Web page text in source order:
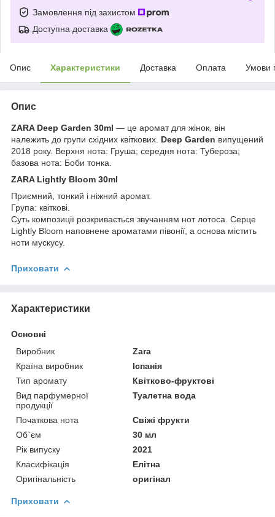
Замовлення під захистом
Доступна доставка
Опис Характеристики Доставка Оплата Умови
Опис
ZARA Deep Garden 30ml — це аромат для жінок, він
належить до групи східних квіткових. Deep Garden випущений
2018 року. Верхня нота: Груша; середня нота: Тубероза;
базова нота: Боби тонка.
ZARA Lightly Bloom 30ml
Приємний, тонкий і ніжний аромат.
Група: квіткові.
Суть композиції розкривається звучанням нот лотоса. Серце
Lightly Bloom наповнене ароматами півонії, а основа містить
ноти мускусу.
Приховати
Характеристики
Основні
Виробник
Zara
Країна виробник
Іспанія
Тип аромату
Квітково-фруктові
Вид парфумерної
продукції
Туалетна вода
Початкова нота
Свіжі фрукти
Об`єм
30 мл
Рік випуску
2021
Класифікація
Елітна
Оригінальність
оригінал
Приховати